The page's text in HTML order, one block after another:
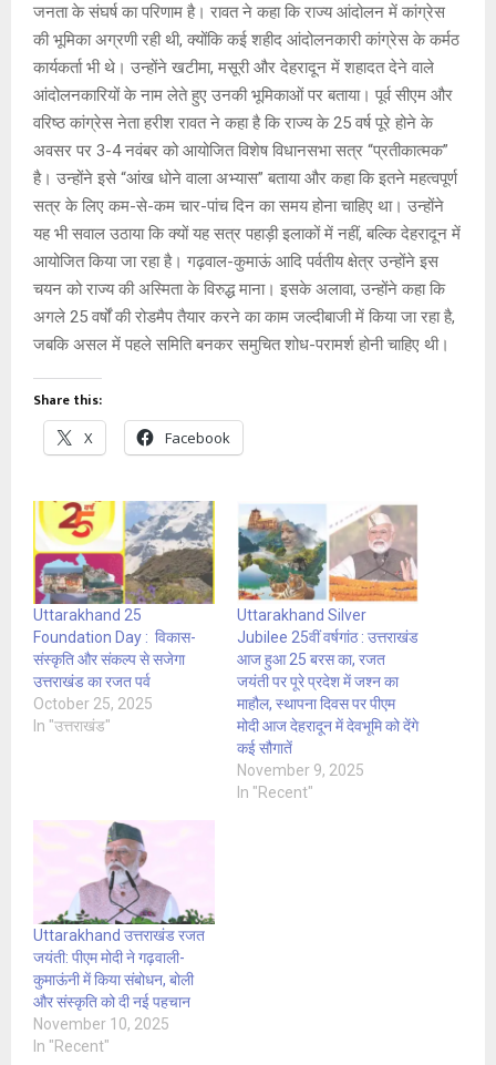
जनता के संघर्ष का परिणाम है। रावत ने कहा कि राज्य आंदोलन में कांग्रेस
की भूमिका अग्रणी रही थी, क्योंकि कई शहीद आंदोलनकारी कांग्रेस के कर्मठ
कार्यकर्ता भी थे। उन्होंने खटीमा, मसूरी और देहरादून में शहादत देने वाले
आंदोलनकारियों के नाम लेते हुए उनकी भूमिकाओं पर बताया। पूर्व सीएम और
वरिष्ठ कांग्रेस नेता हरीश रावत ने कहा है कि राज्य के 25 वर्ष पूरे होने के
अवसर पर 3-4 नवंबर को आयोजित विशेष विधानसभा सत्र “प्रतीकात्मक”
है। उन्होंने इसे “आंख धोने वाला अभ्यास” बताया और कहा कि इतने महत्वपूर्ण
सत्र के लिए कम-से-कम चार-पांच दिन का समय होना चाहिए था। उन्होंने
यह भी सवाल उठाया कि क्यों यह सत्र पहाड़ी इलाकों में नहीं, बल्कि देहरादून में
आयोजित किया जा रहा है। गढ़वाल-कुमाऊं आदि पर्वतीय क्षेत्र उन्होंने इस
चयन को राज्य की अस्मिता के विरुद्ध माना। इसके अलावा, उन्होंने कहा कि
अगले 25 वर्षों की रोडमैप तैयार करने का काम जल्दीबाजी में किया जा रहा है,
जबकि असल में पहले समिति बनकर समुचित शोध-परामर्श होनी चाहिए थी।
Share this:
X Facebook
Uttarakhand 25
Foundation Day : विकास-
संस्कृति और संकल्प से सजेगा
उत्तराखंड का रजत पर्व
October 25, 2025
In "उत्तराखंड"
Uttarakhand Silver
Jubilee 25वीं वर्षगांठ : उत्तराखंड
आज हुआ 25 बरस का, रजत
जयंती पर पूरे प्रदेश में जश्न का
माहौल, स्थापना दिवस पर पीएम
मोदी आज देहरादून में देवभूमि को देंगे
कई सौगातें
November 9, 2025
In "Recent"
Uttarakhand उत्तराखंड रजत
जयंती: पीएम मोदी ने गढ़वाली-
कुमाऊंनी में किया संबोधन, बोली
और संस्कृति को दी नई पहचान
November 10, 2025
In "Recent"